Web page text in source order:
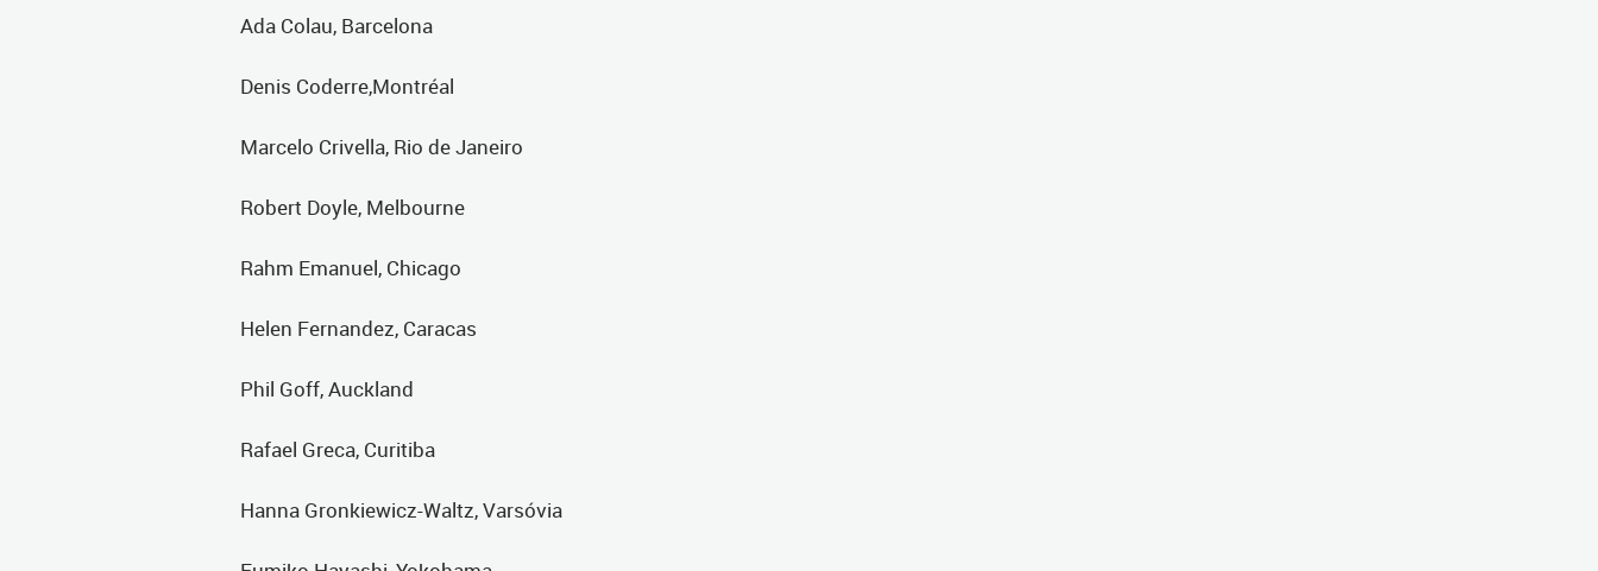
Ada Colau, Barcelona
Denis Coderre,Montréal
Marcelo Crivella, Rio de Janeiro
Robert Doyle, Melbourne
Rahm Emanuel, Chicago
Helen Fernandez, Caracas
Phil Goff, Auckland
Rafael Greca, Curitiba
Hanna Gronkiewicz-Waltz, Varsóvia